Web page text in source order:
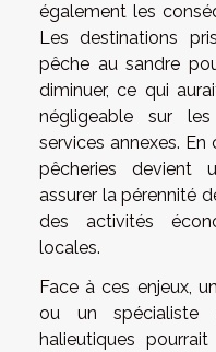
également les
Les destinations
pêche au sandre
diminuer, ce qui
négligeable sur
services annexes.
pêcheries devient
assurer la pérennité
des activités
locales.
Face à ces enjeux,
ou un spécialiste
halieutiques